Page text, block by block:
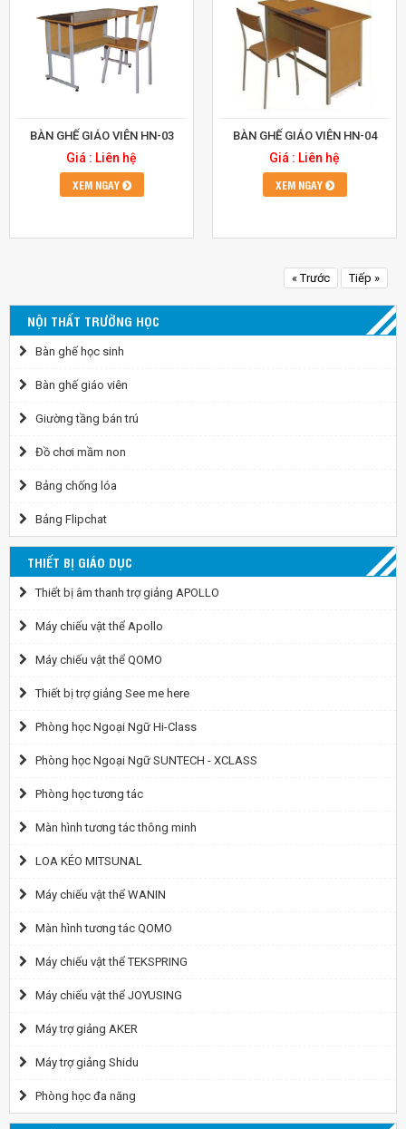
BÀN GHẾ GIÁO VIÊN HN-03
Giá : Liên hệ
XEM NGAY
BÀN GHẾ GIÁO VIÊN HN-04
Giá : Liên hệ
XEM NGAY
« Trước Tiếp »
NỘI THẤT TRƯỜNG HỌC
Bàn ghế học sinh
Bàn ghế giáo viên
Giường tầng bán trú
Đồ chơi mầm non
Bảng chống lóa
Bảng Flipchat
THIẾT BỊ GIÁO DỤC
Thiết bị âm thanh trợ giảng APOLLO
Máy chiếu vật thể Apollo
Máy chiếu vật thể QOMO
Thiết bị trợ giảng See me here
Phòng học Ngoại Ngữ Hi-Class
Phòng học Ngoại Ngữ SUNTECH - XCLASS
Phòng học tương tác
Màn hình tương tác thông minh
LOA KÉO MITSUNAL
Máy chiếu vật thể WANIN
Màn hình tương tác QOMO
Máy chiếu vật thể TEKSPRING
Máy chiếu vật thể JOYUSING
Máy trợ giảng AKER
Máy trợ giảng Shidu
Phòng học đa năng